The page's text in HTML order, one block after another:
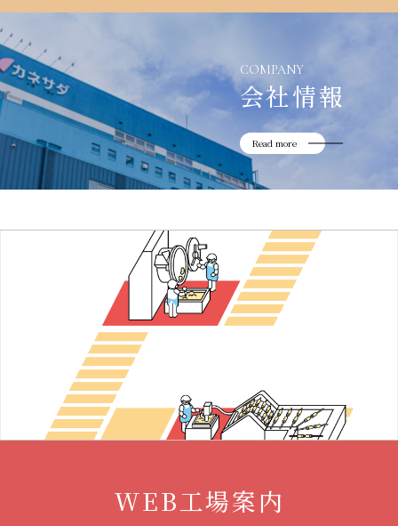
COMPANY
会社情報
Read more
WEB工場案内